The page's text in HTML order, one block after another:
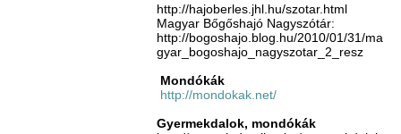
http://hajoberles.jhl.hu/szotar.html
Magyar Bőgőshajó Nagyszótár:
http://bogoshajo.blog.hu/2010/01/31/ma
gyar_bogoshajo_nagyszotar_2_resz
Mondókák
http://mondokak.net/
Gyermekdalok, mondókák